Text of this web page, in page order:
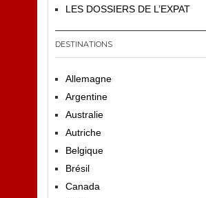
LES DOSSIERS DE L’EXPAT
DESTINATIONS
Allemagne
Argentine
Australie
Autriche
Belgique
Brésil
Canada